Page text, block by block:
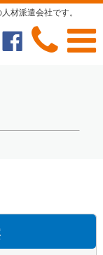
材派遣会社です。